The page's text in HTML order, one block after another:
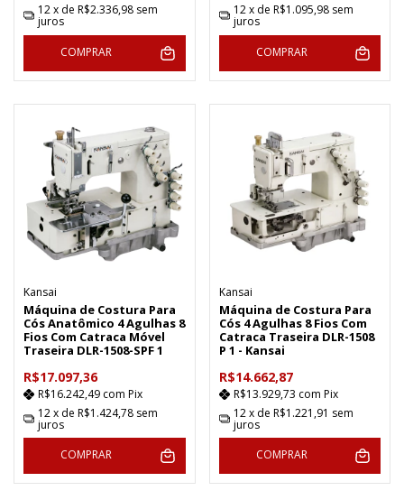
12x de R$2.336,98 sem
juros
COMPRAR
12 x de R$1.095,98 sem
juros
COMPRAR
Kansai
Máquina de Costura Para
Cós Anatômico 4 Agulhas 8
Fios Com Catraca Móvel
Traseira DLR-1508-SPF 1
R$17.097,36
R$16.242,49 com Pix
12x de R$1.424,78 sem
juros
COMPRAR
Kansai
Máquina de Costura Para
Cós 4 Agulhas 8 Fios Com
Catraca Traseira DLR-1508
P 1 - Kansai
R$14.662,87
R$13.929,73 com Pix
12 x de R$1.221,91 sem
juros
COMPRAR